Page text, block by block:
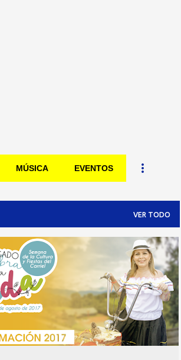
MÚSICA EVENTOS
VER TODO
ENVIGADO +